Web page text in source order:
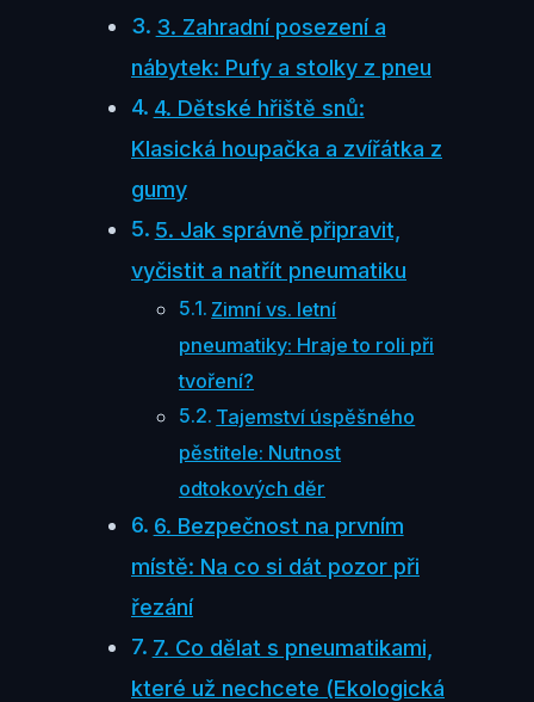
3. Zahradní posezení a
nábytek: Pufy a stolky z pneu
4. Dětské hřiště snů:
Klasická houpačka a zvířátka z
gumy
5. Jak správně připravit,
vyčistit a natřít pneumatiku
Zimní vs. letní
pneumatiky: Hraje to roli při
tvoření?
Tajemství úspěšného
pěstitele: Nutnost
odtokových děr
6. Bezpečnost na prvním
místě: Na co si dát pozor při
řezání
7. Co dělat s pneumatikami,
které už nechcete (Ekologická